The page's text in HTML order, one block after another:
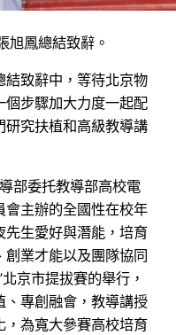
旭鳳總結致辭。
結致辭中，等待北京物
個步驟加大力度一起配
研究扶植和高級教導講
部委托教導部高校電
會主辦的全國性在校年
先生愛好與潛能，培育
業才能以及團隊協同
京市提拔賽的舉行，
、專創融會，教導講授
，為寬大參賽高校培育